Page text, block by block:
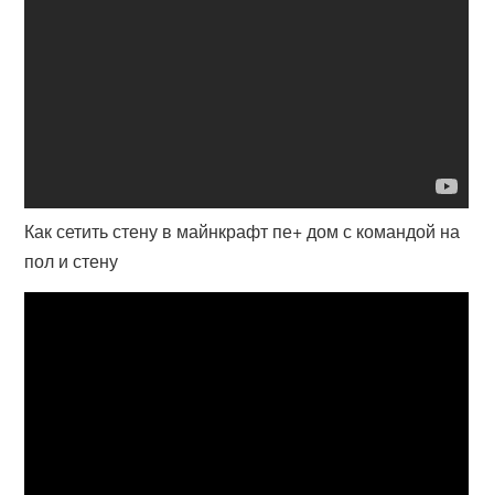
Как сетить стену в майнкрафт пе+ дом с командой на
пол и стену